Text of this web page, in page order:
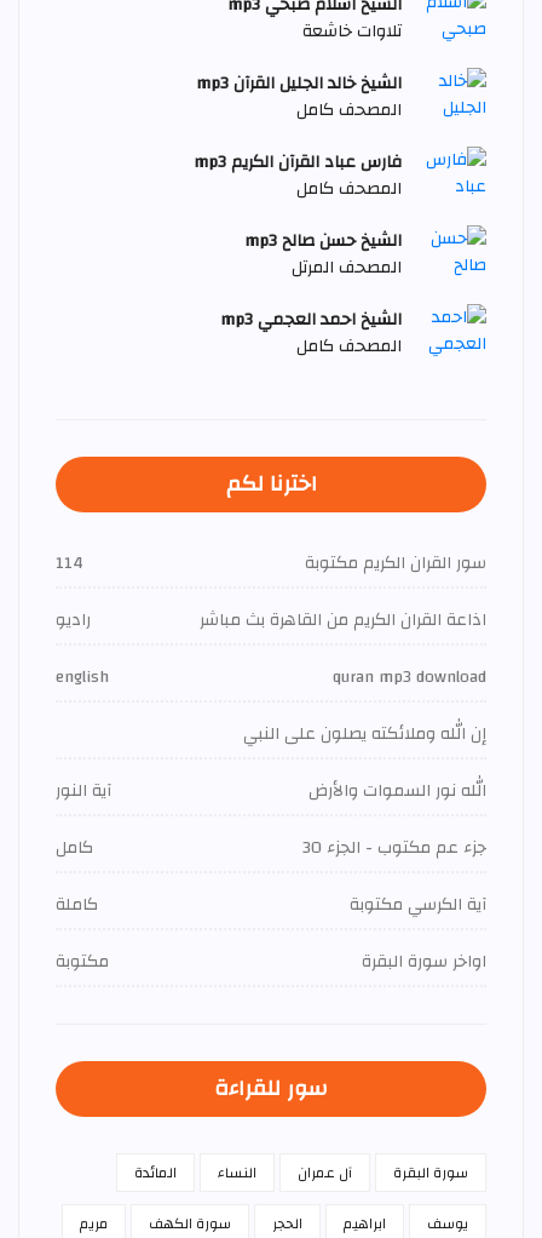
تلاوات خاشعة
الشيخ خالد الجليل القرآن mp3
المصحف كامل
فارس عباد القرآن الكريم mp3
المصحف كامل
الشيخ حسن صالح mp3
المصحف المرتل
الشيخ احمد العجمي mp3
المصحف كامل
اخترنا لكم
سور القران الكريم مكتوبة
114
اذاعة القران الكريم من القاهرة بث مباشر
راديو
quran mp3 download
english
إن الله وملائكته يصلون على النبي
الله نور السموات والأرض
آية النور
جزء عم مكتوب - الجزء 30
كامل
آية الكرسي مكتوبة
كاملة
اواخر سورة البقرة
مكتوبة
سور للقراءة
سورة البقرة آل عمران النساء
المائدة
يوسف
ابراهيم الحجر سورة الكهف
مريم